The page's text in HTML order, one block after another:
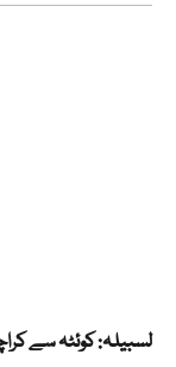
لسبیلہ: کوئٹہ سے کراچی